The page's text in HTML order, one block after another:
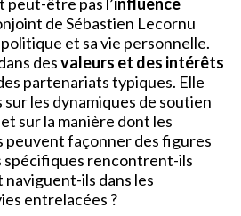
de Sébastien Lecornu
et sa vie personnelle.
desvaleurs et des intérêts
partenariats typiques. Elle
les dynamiques de soutien
et sur la manière dont les
peuvent façonner des figures
spécifiques rencontrent-ils
ils dans les
entrelacées ?